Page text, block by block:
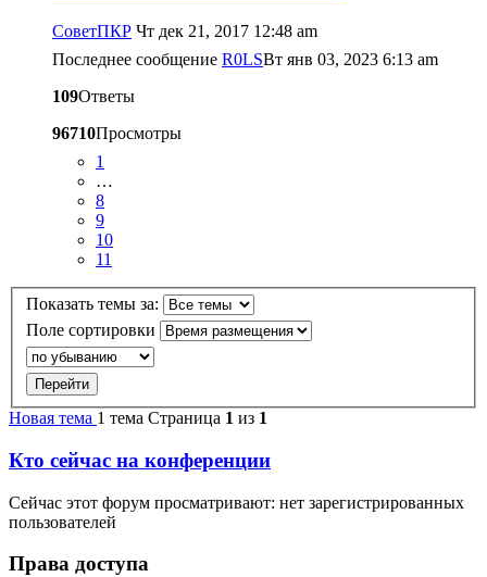
CоветПКР Чт дек 21, 2017 12:48 am
Последнее сообщение R0LSВт янв 03, 2023 6:13 am
109Ответы
96710Просмотры
1
…
8
9
10
11
Показать темы за:
Поле сортировки
Новая тема 1 тема Страница 1 из 1
Кто сейчас на конференции
Сейчас этот форум просматривают: нет зарегистрированных
пользователей
Права доступа